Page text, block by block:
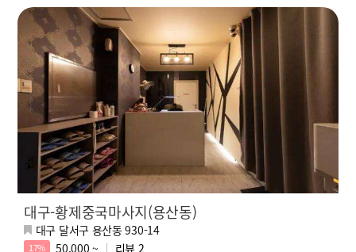
대구-황제중국마사지(용산동)
대구 달서구 용산동 930-14
17% 50,000 ~ 리뷰 2